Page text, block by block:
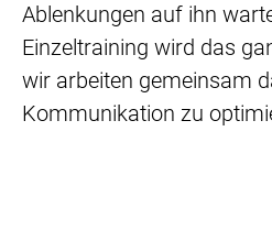
Ablenkungen auf ihn
Einzeltraining wird das
wir arbeiten gemeinsam
Kommunikation zu